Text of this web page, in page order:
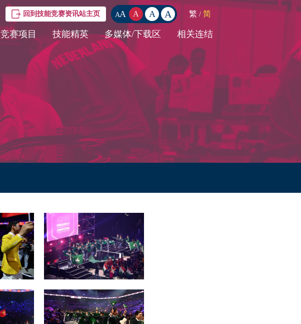
回到技能竞赛资讯站主页 AA A A A 繁 / 简
竞赛项目 技能精英 多媒体/下载区 相关连结